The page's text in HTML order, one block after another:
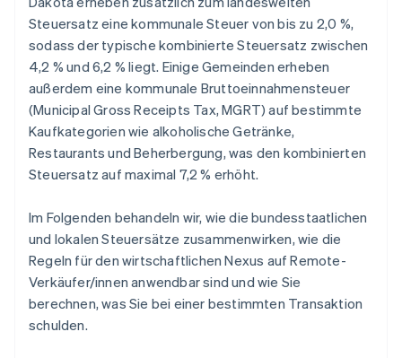
Steuersatz eine kommunale Steuer von bis zu 2,0 %,
sodass der typische kombinierte Steuersatz zwischen
4,2 % und 6,2 % liegt. Einige Gemeinden erheben
außerdem eine kommunale Bruttoeinnahmensteuer
(Municipal Gross Receipts Tax, MGRT) auf bestimmte
Kaufkategorien wie alkoholische Getränke,
Restaurants und Beherbergung, was den kombinierten
Steuersatz auf maximal 7,2 % erhöht.
Im Folgenden behandeln wir, wie die bundesstaatlichen
und lokalen Steuersätze zusammenwirken, wie die
Regeln für den wirtschaftlichen Nexus auf Remote-
Verkäufer/innen anwendbar sind und wie Sie
berechnen, was Sie bei einer bestimmten Transaktion
schulden.